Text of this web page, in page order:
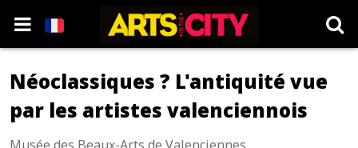
Néoclassiques ? L'antiquité vue
par les artistes valenciennois